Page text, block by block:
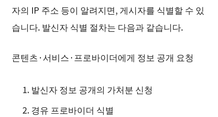
자의 IP 주소 등이 알려지면, 게시자를 식별할 수 있
습니다. 발신자 식별 절차는 다음과 같습니다.
콘텐츠·서비스·프로바이더에게 정보 공개 요청
발신자 정보 공개의 가처분 신청
경유 프로바이더 식별